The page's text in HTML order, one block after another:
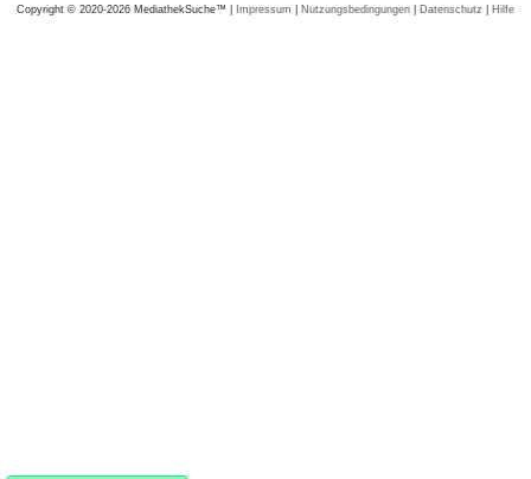
Copyright © 2020-2026 MediathekSuche™ | Impressum | Nutzungsbedingungen | Datenschutz | Hilfe